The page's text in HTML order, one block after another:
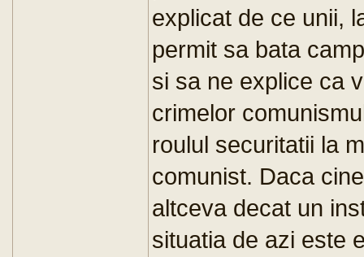
explicat de ce unii,
permit sa bata
si sa ne explice ca
crimelor
roulul securitatii la
comunist. Daca
altceva decat un
situatia de azi este